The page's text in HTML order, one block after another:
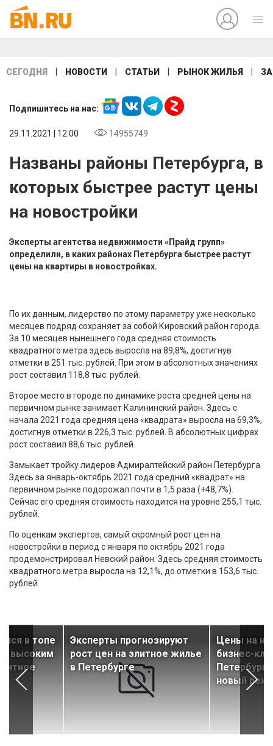
СЕГОДНЯ НОВОСТИ СТАТЬИ РЫНОК ЖИЛЬЯ
Подпишитесь на нас:
29.11.2021 | 12:00 14955749
Названы районы Петербурга, в
которых быстрее растут цены
на новостройки
Эксперты агентства недвижимости «Прайд групп»
определили, в каких районах Петербурга быстрее растут
цены на квартиры в новостройках.
По их данным, лидерство по этому параметру уже несколько
месяцев подряд сохраняет за собой Кировский район города.
За 10 месяцев нынешнего года средняя стоимость
квадратного метра здесь выросла на 89,8%, достигнув
отметки в 251 тыс. рублей. При этом в абсолютных значениях
рост составил 118,8 тыс. рублей.
Второе место в городе по динамике роста средней цены на
первичном рынке занимает Калининский район. Здесь с
начала 2021 года средняя цена «квадрата» выросла на 69,3%,
достигнув отметки в 226,3 тыс. рублей. В абсолютных цифрах
рост составил 88,6 тыс. рублей.
Замыкает тройку лидеров Адмиралтейский район Петербурга.
Здесь за январь-октябрь 2021 года средний «квадрат» на
первичном рынке подорожал почти в 1,5 раза (+48,7%).
Сейчас его средняя стоимость находится на уровне 255,1 тыс.
рублей.
По оценкам экспертов, самый скромный рост цен на
новостройки в период с января по октябрь 2021 года
продемонстрировал Невский район. Здесь средняя стоимость
квадратного метра выросла на 12,1%, до отметки в 153,6 тыс.
рублей.
в топе
высоким
Эксперты прогнозируют
рост цен на элитное жилье
в Петербурге
Цены на
бизнес-
новый